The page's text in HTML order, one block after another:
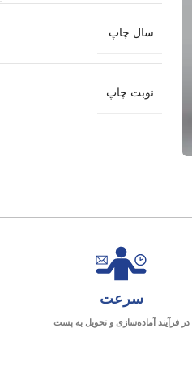
سال چاپ
نوبت چاپ
سرعت
در فرآیند آماده‌سازی و تحویل به پست